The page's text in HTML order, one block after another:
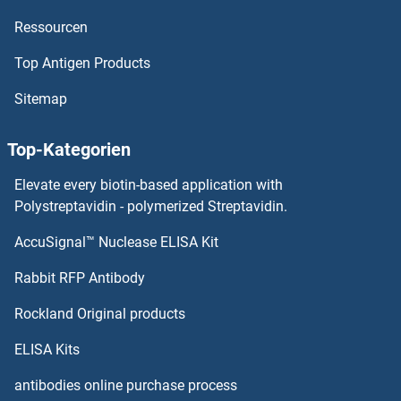
Protein Tyrosine Phosphatase ELISA Kits
Protein Tob1 ELISA Kits
Protein Red ELISA Kits
PRSS27 ELISA Kits
Ressourcen
Top Antigen Products
Sitemap
Top-Kategorien
Elevate every biotin-based application with
Polystreptavidin - polymerized Streptavidin.
AccuSignal™ Nuclease ELISA Kit
Rabbit RFP Antibody
Rockland Original products
ELISA Kits
antibodies online purchase process